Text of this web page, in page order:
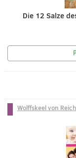
Die 12 Salze
Wolffskeel von